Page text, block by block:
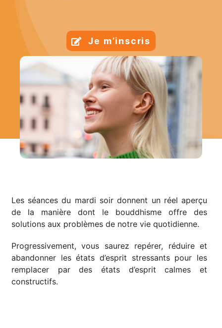
Je m’inscris
Les séances du mardi soir donnent un réel aperçu
de la manière dont le bouddhisme offre des
solutions aux problèmes de notre vie quotidienne.
Progressivement, vous saurez repérer, réduire et
abandonner les états d’esprit stressants pour les
remplacer par des états d’esprit calmes et
constructifs.